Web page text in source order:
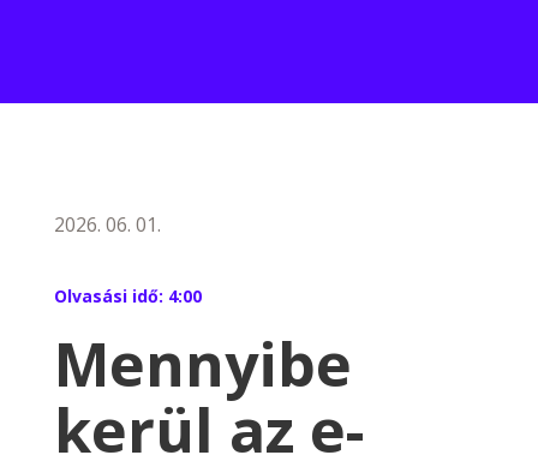
2026. 06. 01.
Olvasási idő: 4:00
Mennyibe
kerül az e-